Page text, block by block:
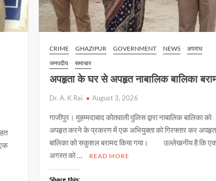
CRIME GHAZIPUR GOVERNMENT NEWS
अपराध
जनपदीय
समाचार
अपहृता के घर से अपहृत नाबालिक बालिका
Dr. A. K Rai August 3, 2026
गाजीपुर। मुहम्मदाबाद कोतवाली पुलिस द्वारा नाबालिक बालिका को
अपहृत करने के प्रकरण में एक अभियुक्ता को गिरफ्तार कर
बालिका को सकुशल बरामद किया गया। उल्लेखनीय है कि
अगस्त को …
READ MORE